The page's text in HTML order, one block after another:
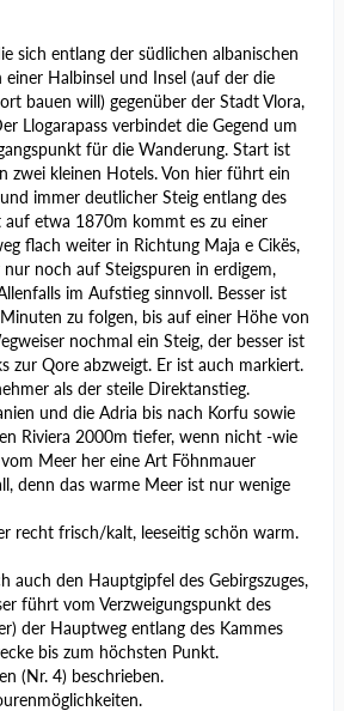
sich entlang der südlichen albanischen
Halbinsel und Insel (auf der die
bauen will) gegenüber der Stadt Vlora,
Llogarapass verbindet die Gegend um
für die Wanderung. Start ist
zwei kleinen Hotels. Von hier führt ein
immer deutlicher Steig entlang des
auf etwa 1870m kommt es zu einer
flach weiter in Richtung Maja e Cikës,
noch auf Steigspuren in erdigem,
im Aufstieg sinnvoll. Besser ist
zu folgen, bis auf einer Höhe von
nochmal ein Steig, der besser ist
zur Qore abzweigt. Er ist auch markiert.
als der steile Direktanstieg.
und die Adria bis nach Korfu sowie
Riviera 2000m tiefer, wenn nicht -wie
Meer her eine Art Föhnmauer
denn das warme Meer ist nur wenige
recht frisch/kalt, leeseitig schön warm.
auch den Hauptgipfel des Gebirgszuges,
führt vom Verzweigungspunkt des
der Hauptweg entlang des Kammes
bis zum höchsten Punkt.
(Nr. 4) beschrieben.